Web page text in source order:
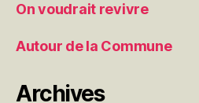
On voudrait revivre
Autour de la Commune
Archives